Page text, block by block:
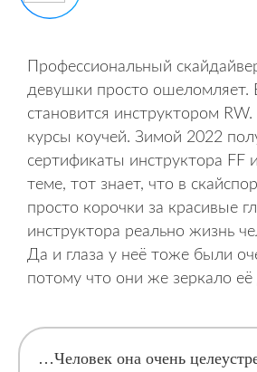
Профессиональный
девушки просто ошеломляет.
становится инструктором RW.
курсы коучей. Зимой 2022
сертификаты инструктора FF
теме, тот знает, что в
просто корочки за красивые
инструктора реально жизнь
Да и глаза у неё тоже были
потому что они же зеркало
…Человек она очень